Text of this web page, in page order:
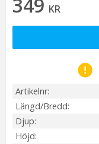
KR
Artikelnr
Längd/Bredd
Djup
Höjd